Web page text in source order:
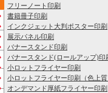
フリーノート印刷
書籍冊子印刷
インクジェット大判ポスター印刷
展示パネル印刷
バナースタンド印刷
バナースタンド(ロールアップ)印
小ロットフライヤー印刷
小ロットフライヤー印刷（色上
オンデマンド厚紙フライヤー印刷